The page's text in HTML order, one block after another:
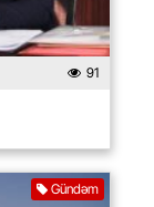
91
Gündəm